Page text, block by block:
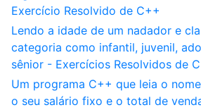
Exercício Resolvido de C++
Lendo a idade de um nadador e
categoria como infantil, juvenil,
sênior - Exercícios Resolvidos de
Um programa C++ que leia o
o seu salário fixo e o total de